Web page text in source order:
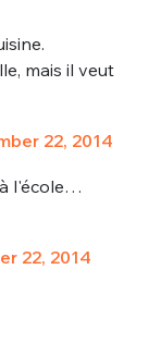
mais il veut
22, 2014
l'école…
22, 2014